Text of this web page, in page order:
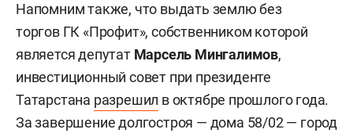
Напомним также, что выдать землю без
торгов ГК «Профит», собственником которой
является депутат Марсель Мингалимов,
инвестиционный совет при президенте
Татарстана разрешил в октябре прошлого года.
За завершение долгостроя — дома 58/02 — город